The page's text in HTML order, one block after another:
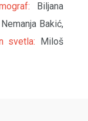
Biljana
Bakić,
svetla: Miloš